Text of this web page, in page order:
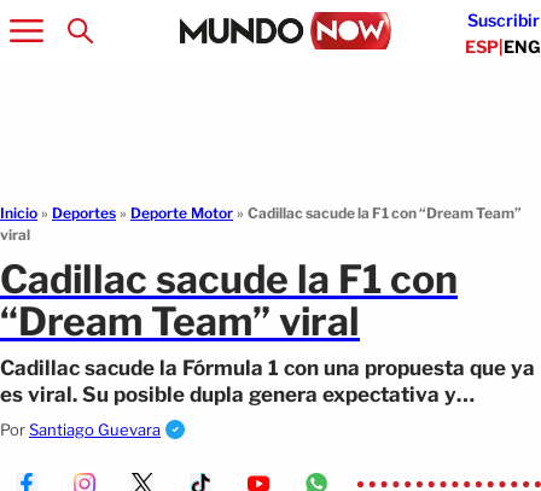
Suscribir
ESP|ENG
Inicio » Deportes » Deporte Motor » Cadillac sacude la F1 con “Dream Team”
viral
Cadillac sacude la F1 con
“Dream Team” viral
Cadillac sacude la Fórmula 1 con una propuesta que ya
es viral. Su posible dupla genera expectativa y
conversación global.
PorSantiago Guevara